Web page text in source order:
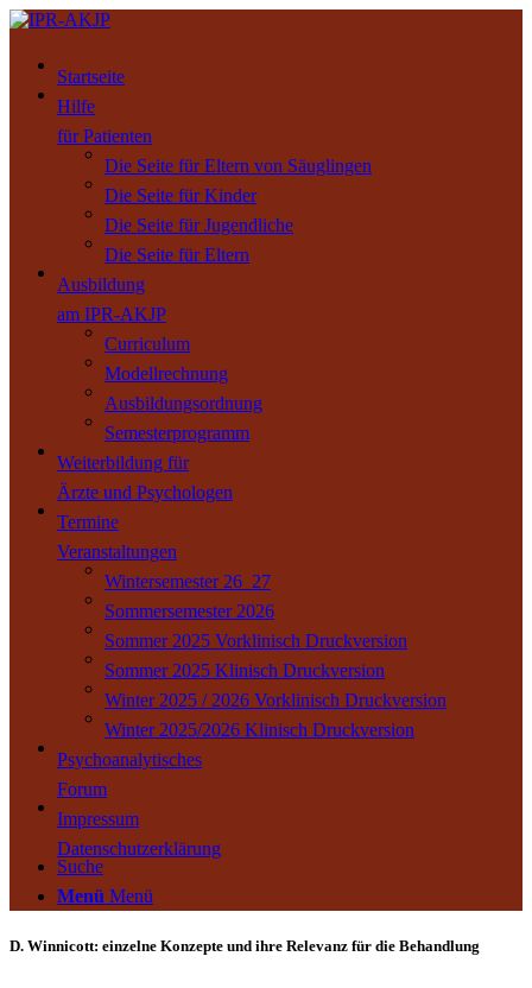
Startseite
Hilfe
für Patienten
Die Seite für Eltern von Säuglingen
Die Seite für Kinder
Die Seite für Jugendliche
Die Seite für Eltern
Ausbildung
am IPR-AKJP
Curriculum
Modellrechnung
Ausbildungsordnung
Semesterprogramm
Weiterbildung für
Ärzte und Psychologen
Termine
Veranstaltungen
Wintersemester 26_27
Sommersemester 2026
Sommer 2025 Vorklinisch Druckversion
Sommer 2025 Klinisch Druckversion
Winter 2025 / 2026 Vorklinisch Druckversion
Winter 2025/2026 Klinisch Druckversion
Psychoanalytisches
Forum
Impressum
Datenschutzerklärung
Suche
Menü Menü
D. Winnicott: einzelne Konzepte und ihre Relevanz für die Behandlung